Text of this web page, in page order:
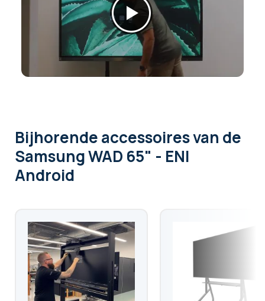
Bijhorende accessoiresvan de
Samsung WAD 65" - ENI
Android